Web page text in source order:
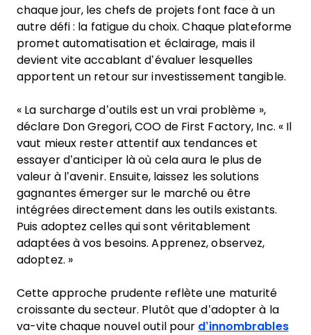
chaque jour, les chefs de projets font face à un
autre défi : la fatigue du choix. Chaque plateforme
promet automatisation et éclairage, mais il
devient vite accablant d’évaluer lesquelles
apportent un retour sur investissement tangible.
« La surcharge d’outils est un vrai problème »,
déclare Don Gregori, COO de First Factory, Inc. « Il
vaut mieux rester attentif aux tendances et
essayer d’anticiper là où cela aura le plus de
valeur à l’avenir. Ensuite, laissez les solutions
gagnantes émerger sur le marché ou être
intégrées directement dans les outils existants.
Puis adoptez celles qui sont véritablement
adaptées à vos besoins. Apprenez, observez,
adoptez. »
Cette approche prudente reflète une maturité
croissante du secteur. Plutôt que d’adopter à la
va-vite chaque nouvel outil pour d’innombrables